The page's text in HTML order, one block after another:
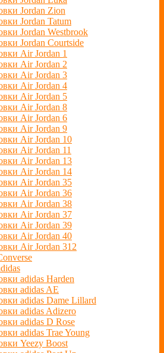
Jordan Zion
Jordan Tatum
Jordan Westbrook
Jordan Courtside
Air Jordan 1
Air Jordan 2
Air Jordan 3
Air Jordan 4
Air Jordan 5
Air Jordan 8
Air Jordan 6
Air Jordan 9
Air Jordan 10
Air Jordan 11
Air Jordan 13
Air Jordan 14
Air Jordan 35
Air Jordan 36
Air Jordan 38
Air Jordan 37
Air Jordan 39
Air Jordan 40
Air Jordan 312
adidas Harden
adidas AE
adidas Dame Lillard
adidas Adizero
adidas D Rose
adidas Trae Young
Yeezy Boost